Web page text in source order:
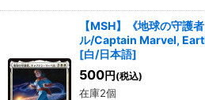
【MSH】《地球の守護
ル/Captain Marvel,
[白/日本語]
500円 (税込)
在庫2個